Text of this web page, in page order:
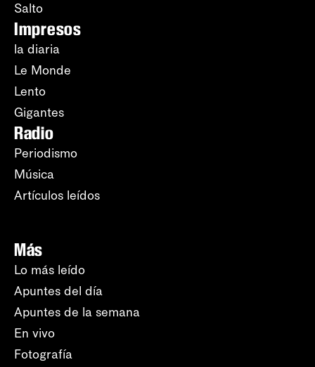
Salto
Impresos
la diaria
Le Monde
Lento
Gigantes
Radio
Periodismo
Música
Artículos leídos
Más
Lo más leído
Apuntes del día
Apuntes de la semana
En vivo
Fotografía